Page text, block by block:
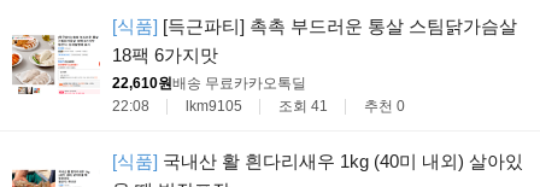
[식품] [득근파티] 촉촉 부드러운 통살 스팀닭가슴살
18팩 6가지맛
22,610원배송 무료카카오톡딜
22:08
lkm9105 조회 41 추천 0
[식품] 국내산 활 흰다리새우 1kg (40미 내외) 살아있